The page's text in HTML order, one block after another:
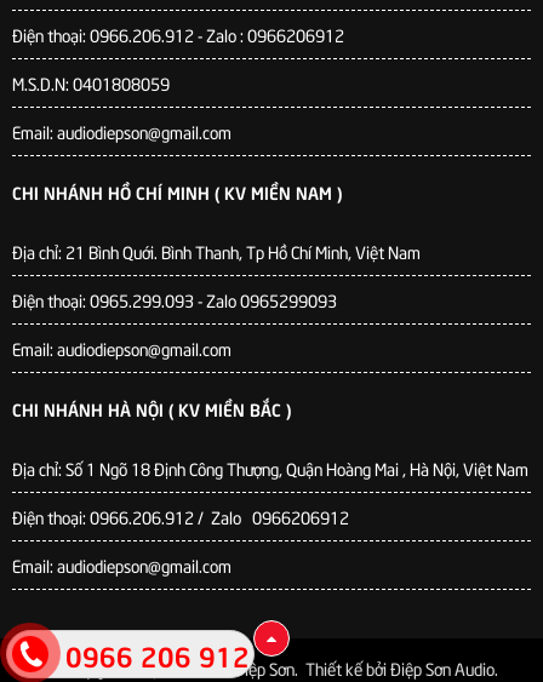
Điện thoại: 0966.206.912 - Zalo : 0966206912
M.S.D.N: 0401808059
Email: audiodiepson@gmail.com
CHI NHÁNH HỒ CHÍ MINH ( KV MIỀN NAM )
Địa chỉ: 21 Bình Quới. Bình Thanh, Tp Hồ Chí Minh, Việt Nam
Điện thoại: 0965.299.093 - Zalo 0965299093
Email: audiodiepson@gmail.com
CHI NHÁNH HÀ NỘI ( KV MIỀN BẮC )
Địa chỉ: Số 1 Ngõ 18 Định Công Thượng, Quận Hoàng Mai , Hà Nội, Việt Nam
Điện thoại: 0966.206.912 / Zalo 0966206912
Email: audiodiepson@gmail.com
© Bản quyền thuộc về Audio Điệp Sơn. Thiết kế bởiĐiệp Sơn Audio.
0966 206 912